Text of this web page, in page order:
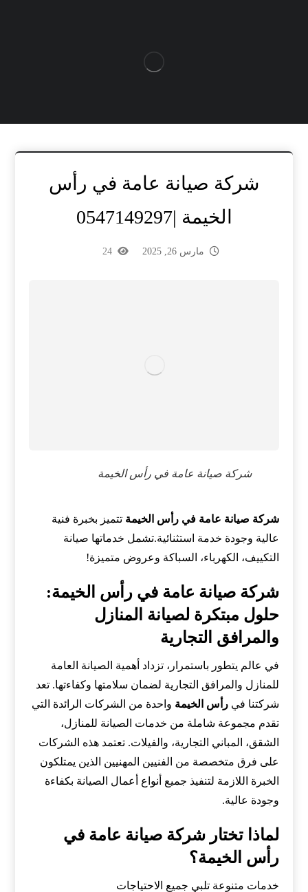
شركة صيانة عامة في رأس
الخيمة |0547149297
مارس 26, 2025 24
شركة صيانة عامة في رأس الخيمة
شركة صيانة عامة في رأس الخيمةتتميز بخبرة فنية
عالية وجودة خدمة استثنائية.تشمل خدماتها صيانة
التكييف، الكهرباء، السباكة وعروض متميزة!
شركة صيانة عامة في رأس الخيمة:
حلول مبتكرة لصيانة المنازل
والمرافق التجارية
في عالم يتطور باستمرار، تزداد أهمية الصيانة العامة
للمنازل والمرافق التجارية لضمان سلامتها وكفاءتها. تعد
شركتنا فيرأس الخيمة واحدة من الشركات الرائدة التي
تقدم مجموعة شاملة من خدمات الصيانة للمنازل،
الشقق، المباني التجارية، والفيلات. تعتمد هذه الشركات
على فرق متخصصة من الفنيين المهنيين الذين يمتلكون
الخبرة اللازمة لتنفيذ جميع أنواع أعمال الصيانة بكفاءة
وجودة عالية.
لماذا تختار شركة صيانة عامة في
رأس الخيمة؟
خدمات متنوعة تلبي جميع الاحتياجات